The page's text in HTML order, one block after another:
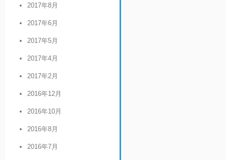
2017年8月
2017年6月
2017年5月
2017年4月
2017年2月
2016年12月
2016年10月
2016年8月
2016年7月